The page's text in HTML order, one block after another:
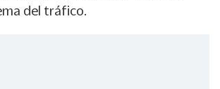
del tráfico.